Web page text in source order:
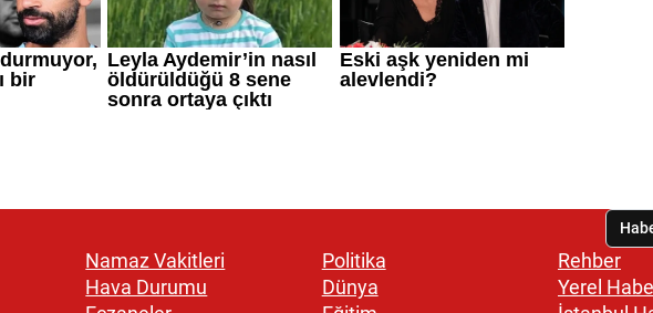
Namaz Vakitleri
Hava Durumu
Politika
Dünya
Rehber
Yerel